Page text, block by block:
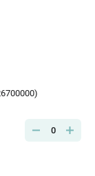
0